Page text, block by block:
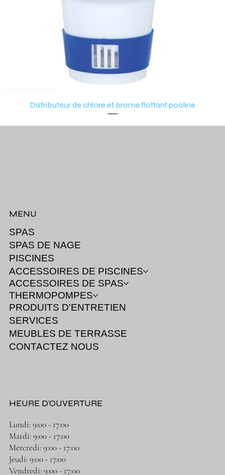
Distributeur de chlore et brome flottant pooline
MENU
SPAS
SPAS DE NAGE
PISCINES
ACCESSOIRES DE PISCINES
ACCESSOIRES DE SPAS
THERMOPOMPES
PRODUITS D'ENTRETIEN
SERVICES
MEUBLES DE TERRASSE
CONTACTEZ NOUS
HEURE D'OUVERTURE
Lundi: 9:00 - 17:00
Mardi: 9:00 - 17:00
Mercredi: 9:00 - 17:00
Jeudi: 9:00 - 17:00
Vendredi: 9:00 - 17:00